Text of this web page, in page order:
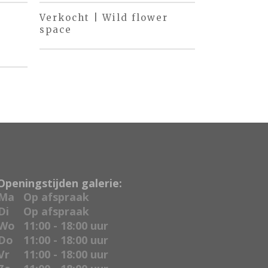
Verkocht | Wild flower
space
galerie:
Op afspraak
Op afspraak
11:00 - 18:00 uur
11:00 - 18:00 uur
11:00 - 18:00 uur